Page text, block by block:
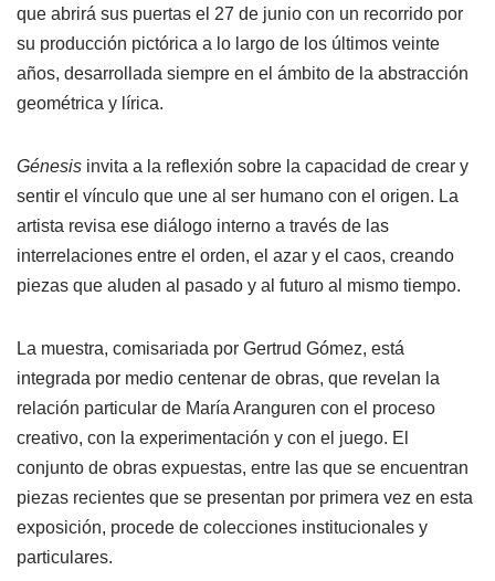
que abrirá sus puertas el 27 de junio con un recorrido por
su producción pictórica a lo largo de los últimos veinte
años, desarrollada siempre en el ámbito de la abstracción
geométrica y lírica.
Génesis invita a la reflexión sobre la capacidad de crear y
sentir el vínculo que une al ser humano con el origen. La
artista revisa ese diálogo interno a través de las
interrelaciones entre el orden, el azar y el caos, creando
piezas que aluden al pasado y al futuro al mismo tiempo.
La muestra, comisariada por Gertrud Gómez, está
integrada por medio centenar de obras, que revelan la
relación particular de María Aranguren con el proceso
creativo, con la experimentación y con el juego. El
conjunto de obras expuestas, entre las que se encuentran
piezas recientes que se presentan por primera vez en esta
exposición, procede de colecciones institucionales y
particulares.